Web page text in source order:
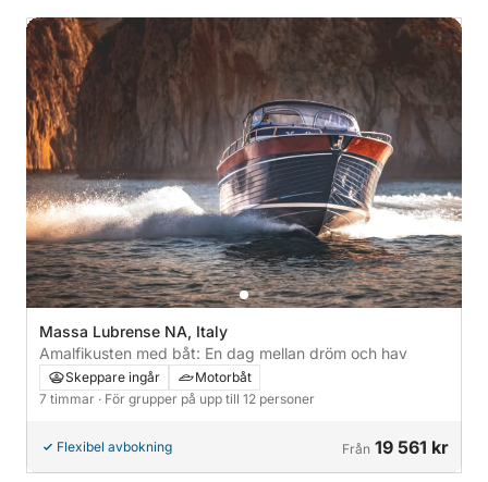
Massa Lubrense NA, Italy
Amalfikusten med båt: En dag mellan dröm och hav
Skeppare ingår
Motorbåt
7 timmar · För grupper på upp till 12 personer
Flexibel avbokning Från 19 561 kr